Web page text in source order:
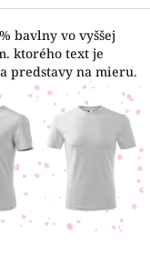
bavlny vo vyššej
ktorého text je
predstavy na mieru.